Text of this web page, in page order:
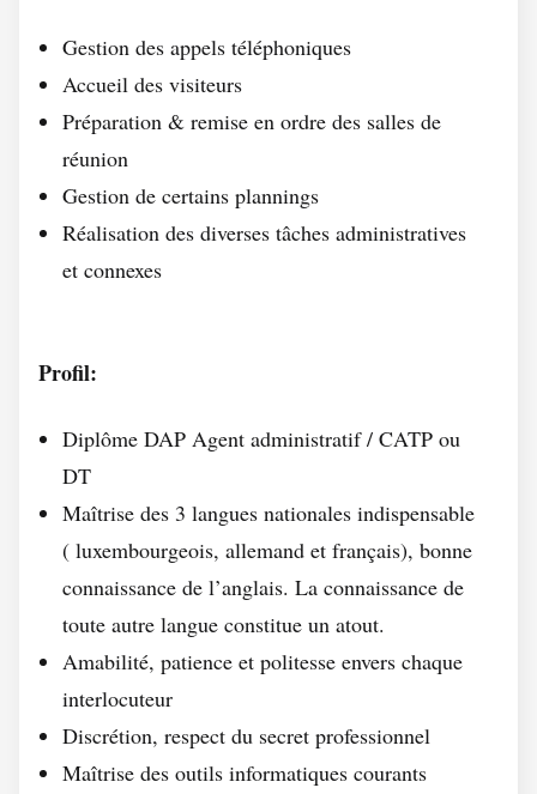
Gestion des appels téléphoniques
Accueil des visiteurs
Préparation & remise en ordre des salles de
réunion
Gestion de certains plannings
Réalisation des diverses tâches administratives
et connexes
Profil:
Diplôme DAP Agent administratif / CATP ou
DT
Maîtrise des 3 langues nationales indispensable
( luxembourgeois, allemand et français), bonne
connaissance de l’anglais. La connaissance de
toute autre langue constitue un atout.
Amabilité, patience et politesse envers chaque
interlocuteur
Discrétion, respect du secret professionnel
Maîtrise des outils informatiques courants